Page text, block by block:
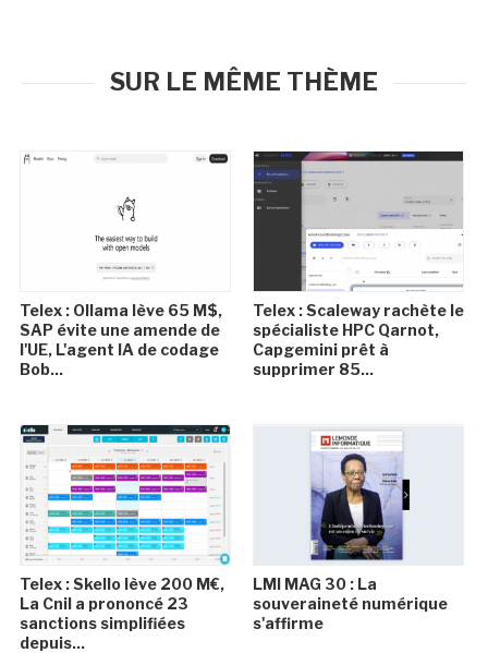
SUR LE MÊME THÈME
Telex : Ollama lève 65 M$,
SAP évite une amende de
l'UE, L'agent IA de codage
Bob...
Telex : Scaleway rachète le
spécialiste HPC Qarnot,
Capgemini prêt à
supprimer 85...
Telex : Skello lève 200 M€,
La Cnil a prononcé 23
sanctions simplifiées
depuis...
LMI MAG 30 : La
souveraineté numérique
s'affirme